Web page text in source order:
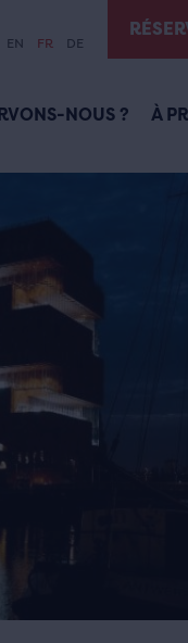
EN FR DE
NOUS ? À